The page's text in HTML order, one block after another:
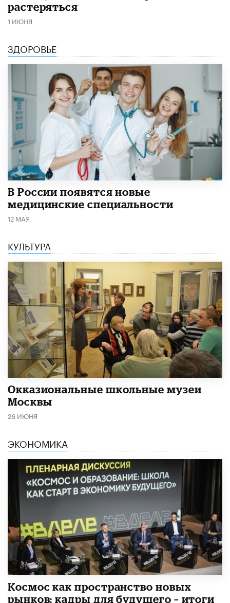
растеряться
1 ИЮНЯ
ЗДОРОВЬЕ
В России появятся новые
медицинские специальности
12 МАЯ
КУЛЬТУРА
​Окказиональные школьные музеи
Москвы
26 ИЮНЯ
ЭКОНОМИКА
Космос как пространство новых
рынков: кадры для будущего – итоги